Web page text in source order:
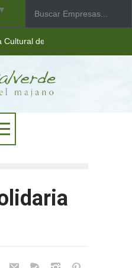
▼
de Valverde
jóvenes
de pádel estrenan un nuevo